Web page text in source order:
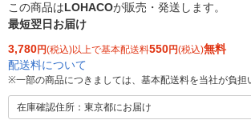
この商品はLOHACOが販売・発送します。
最短翌日お届け
3,780円(税込)以上で基本配送料550円(税込)無料
配送料について
※一部の商品につきましては、基本配送料を当社が負担
在庫確認住所：東京都にお届け